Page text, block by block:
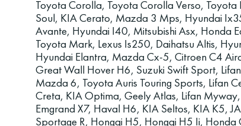
Toyota Corolla, Toyota Corolla Verso,
Soul, KIA Cerato, Mazda 3 Mps, Hyundai
Avante, Hyundai I40, Mitsubishi Asx, Honda
Toyota Mark, Lexus Is250, Daihatsu Altis,
Hyundai Elantra, Mazda Cx-5, Citroen C4
Great Wall Hover H6, Suzuki Swift Sport,
Mazda 6, Toyota Auris Touring Sports, Lifan
Creta, KIA Optima, Geely Atlas, Lifan
Emgrand X7, Haval H6, KIA Seltos, KIA K5,
Sportage R, Hongqi H5, Hongqi H5 Ii,